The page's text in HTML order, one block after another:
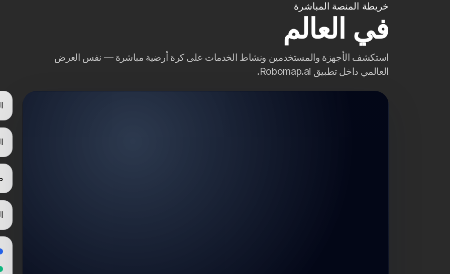
خريطة المنصة المباشرة
في العالم
استكشف الأجهزة والمستخدمين ونشاط الخدمات على كرة أرضية مباشرة — نفس العرض
العالمي داخل تطبيق Robomap.ai.